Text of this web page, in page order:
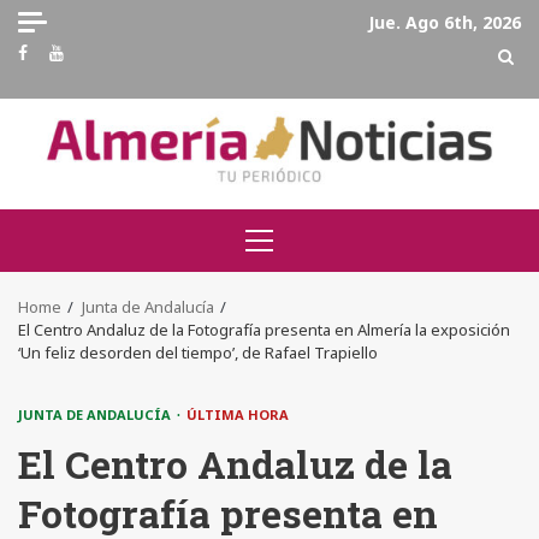
Skip
content
Jue. Ago 6th, 2026
Facebook
Youtube
Primary
Menu
Home
Junta de Andalucía
El Centro Andaluz de la Fotografía presenta en Almería la exposición
‘Un feliz desorden del tiempo’, de Rafael Trapiello
JUNTA DE ANDALUCÍA ÚLTIMA HORA
El Centro Andaluz de la
Fotografía presenta en